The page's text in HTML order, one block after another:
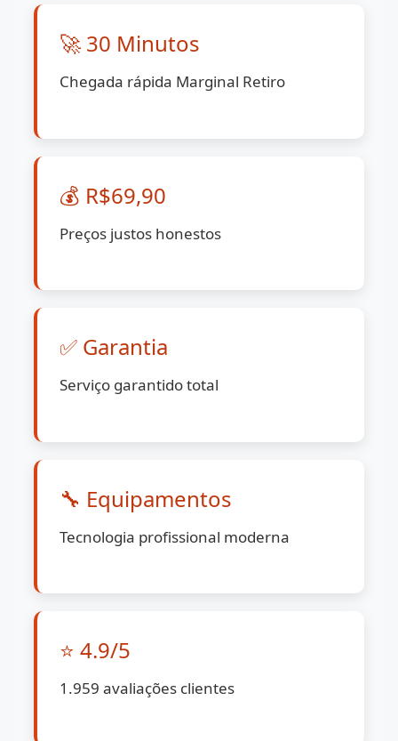
🚀 30 Minutos
Chegada rápida Marginal Retiro
💰 R$69,90
Preços justos honestos
✅ Garantia
Serviço garantido total
🔧 Equipamentos
Tecnologia profissional moderna
⭐ 4.9/5
1.959 avaliações clientes